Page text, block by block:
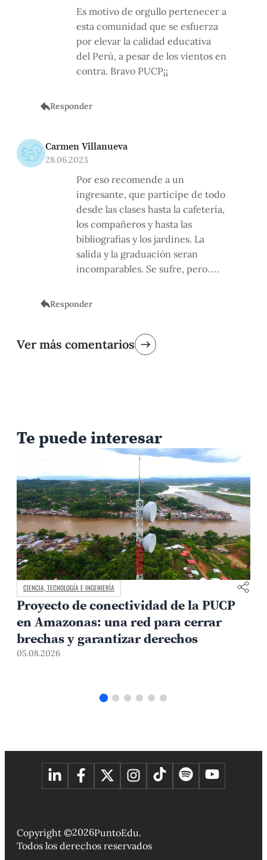
Es motivo de orgullo pertenecer a
esta comunidad que se esfuerza
por elevar la calidad educativa
del Perú, a pesar de los vientos en
contra. Bravo PUCP¡¡
Responder
Carmen Villanueva
28.06.2023
Por eso recomende a un
ingresante, que participe de todo
desde las clases hasta la cafetería,
los compañeros y hasta las
bibliografias y los jardines. La
salida y la graduación seran
incomparables. Se sufre, pero….
Responder
Ver más comentarios
Te puede interesar
CIENCIA, TECNOLOGÍA E INGENIERÍA
Proyecto de conectividad de la PUCP
en Amazonas: una red para cerrar
brechas y garantizar derechos
05.08.2026
Copyright ©2026PuntoEdu.
Todos los derechos reservados